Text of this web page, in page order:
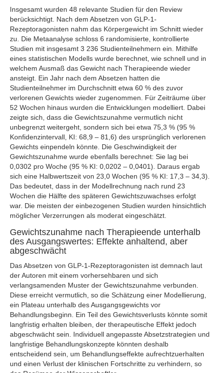
Insgesamt wurden 48 relevante Studien für den Review
berücksichtigt. Nach dem Absetzen von GLP-1-
Rezeptoragonisten nahm das Körpergewicht im Schnitt wieder
zu. Die Metaanalyse schloss 6 randomisierte, kontrollierte
Studien mit insgesamt 3 236 Studienteilnehmern ein. Mithilfe
eines statistischen Modells wurde berechnet, wie schnell und in
welchem Ausmaß das Gewicht nach Therapieende wieder
ansteigt. Ein Jahr nach dem Absetzen hatten die
Studienteilnehmer im Durchschnitt etwa 60 % des zuvor
verlorenen Gewichts wieder zugenommen. Für Zeiträume über
52 Wochen hinaus wurden die Entwicklungen modelliert. Dabei
zeigte sich, dass die Gewichtszunahme vermutlich nicht
unbegrenzt weitergeht, sondern sich bei etwa 75,3 % (95 %
Konfidenzintervall, KI: 68,9 – 81,6) des ursprünglich verlorenen
Gewichts einpendeln könnte. Die Geschwindigkeit der
Gewichtszunahme wurde ebenfalls berechnet: Sie lag bei
0,0302 pro Woche (95 % KI: 0,0202 – 0,0401). Daraus ergab
sich eine Halbwertszeit von 23,0 Wochen (95 % KI: 17,3 – 34,3).
Das bedeutet, dass in der Modellrechnung nach rund 23
Wochen die Hälfte des späteren Gewichtszuwachses erfolgt
war. Die meisten der einbezogenen Studien wurden hinsichtlich
möglicher Verzerrungen als moderat eingeschätzt.
Gewichtszunahme nach Therapieende unterhalb
des Ausgangswertes: Effekte anhaltend, aber
abgeschwächt
Das Absetzen von GLP-1-Rezeptoragonisten ist demnach laut
der Autoren mit einem vorhersehbaren und sich
verlangsamenden Muster der Gewichtszunahme verbunden.
Diese erreicht vermutlich, so die Schätzung einer Modellierung,
ein Plateau unterhalb des Ausgangsgewichts vor
Behandlungsbeginn. Ein Teil des Gewichtsverlusts könnte somit
langfristig erhalten bleiben, der therapeutische Effekt jedoch
abgeschwächt sein. Individuell angepasste Absetzstrategien und
langfristige Behandlungskonzepte könnten deshalb
entscheidend sein, um Behandlungseffekte aufrechtzuerhalten
und einen Verlust der klinischen Fortschritte zu verhindern, so